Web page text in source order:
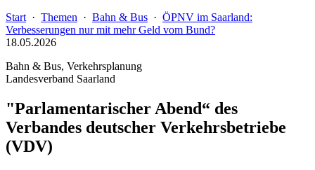
Start · Themen · Bahn & Bus · ÖPNV im Saarland:
Verbesserungen nur mit mehr Geld vom Bund?
18.05.2026
Bahn & Bus, Verkehrsplanung
Landesverband Saarland
"Parlamentarischer Abend“ des
Verbandes deutscher Verkehrsbetriebe
(VDV)